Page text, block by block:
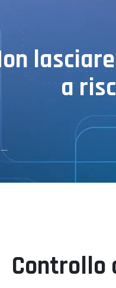
a
Controllo